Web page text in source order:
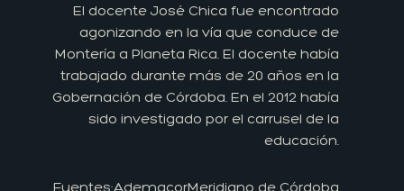
El docente José Chica fue encontrado
agonizando en la vía que conduce de
Montería a Planeta Rica. El docente había
trabajado durante más de 20 años en la
Gobernación de Córdoba. En el 2012 había
sido investigado por el carrusel de la
educación.
Fuentes:AdemacorMeridiano de Córdoba